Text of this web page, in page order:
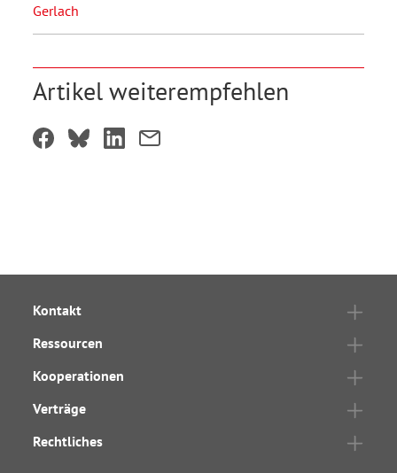
Gerlach
Artikel weiterempfehlen
Kontakt
Ressourcen
Kooperationen
Verträge
Rechtliches